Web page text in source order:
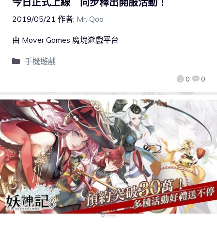
2019/05/21 作者: Mr. Qoo
0 0
由 Mover Games 魔塊遊戲平台
手機遊戲